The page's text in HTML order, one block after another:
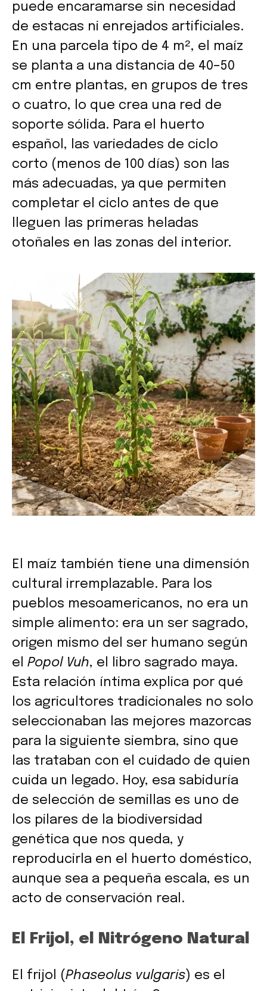
puede encaramarse sin necesidad
de estacas ni enrejados artificiales.
En una parcela tipo de 4 m², el maíz
se planta a una distancia de 40–50
cm entre plantas, en grupos de tres
o cuatro, lo que crea una red de
soporte sólida. Para el huerto
español, las variedades de ciclo
corto (menos de 100 días) son las
más adecuadas, ya que permiten
completar el ciclo antes de que
lleguen las primeras heladas
otoñales en las zonas del interior.
El maíz también tiene una dimensión
cultural irremplazable. Para los
pueblos mesoamericanos, no era un
simple alimento: era un ser sagrado,
origen mismo del ser humano según
el Popol Vuh, el libro sagrado maya.
Esta relación íntima explica por qué
los agricultores tradicionales no solo
seleccionaban las mejores mazorcas
para la siguiente siembra, sino que
las trataban con el cuidado de quien
cuida un legado. Hoy, esa sabiduría
de selección de semillas es uno de
los pilares de la biodiversidad
genética que nos queda, y
reproducirla en el huerto doméstico,
aunque sea a pequeña escala, es un
acto de conservación real.
El Frijol, el Nitrógeno Natural
El frijol (Phaseolus vulgaris) es el